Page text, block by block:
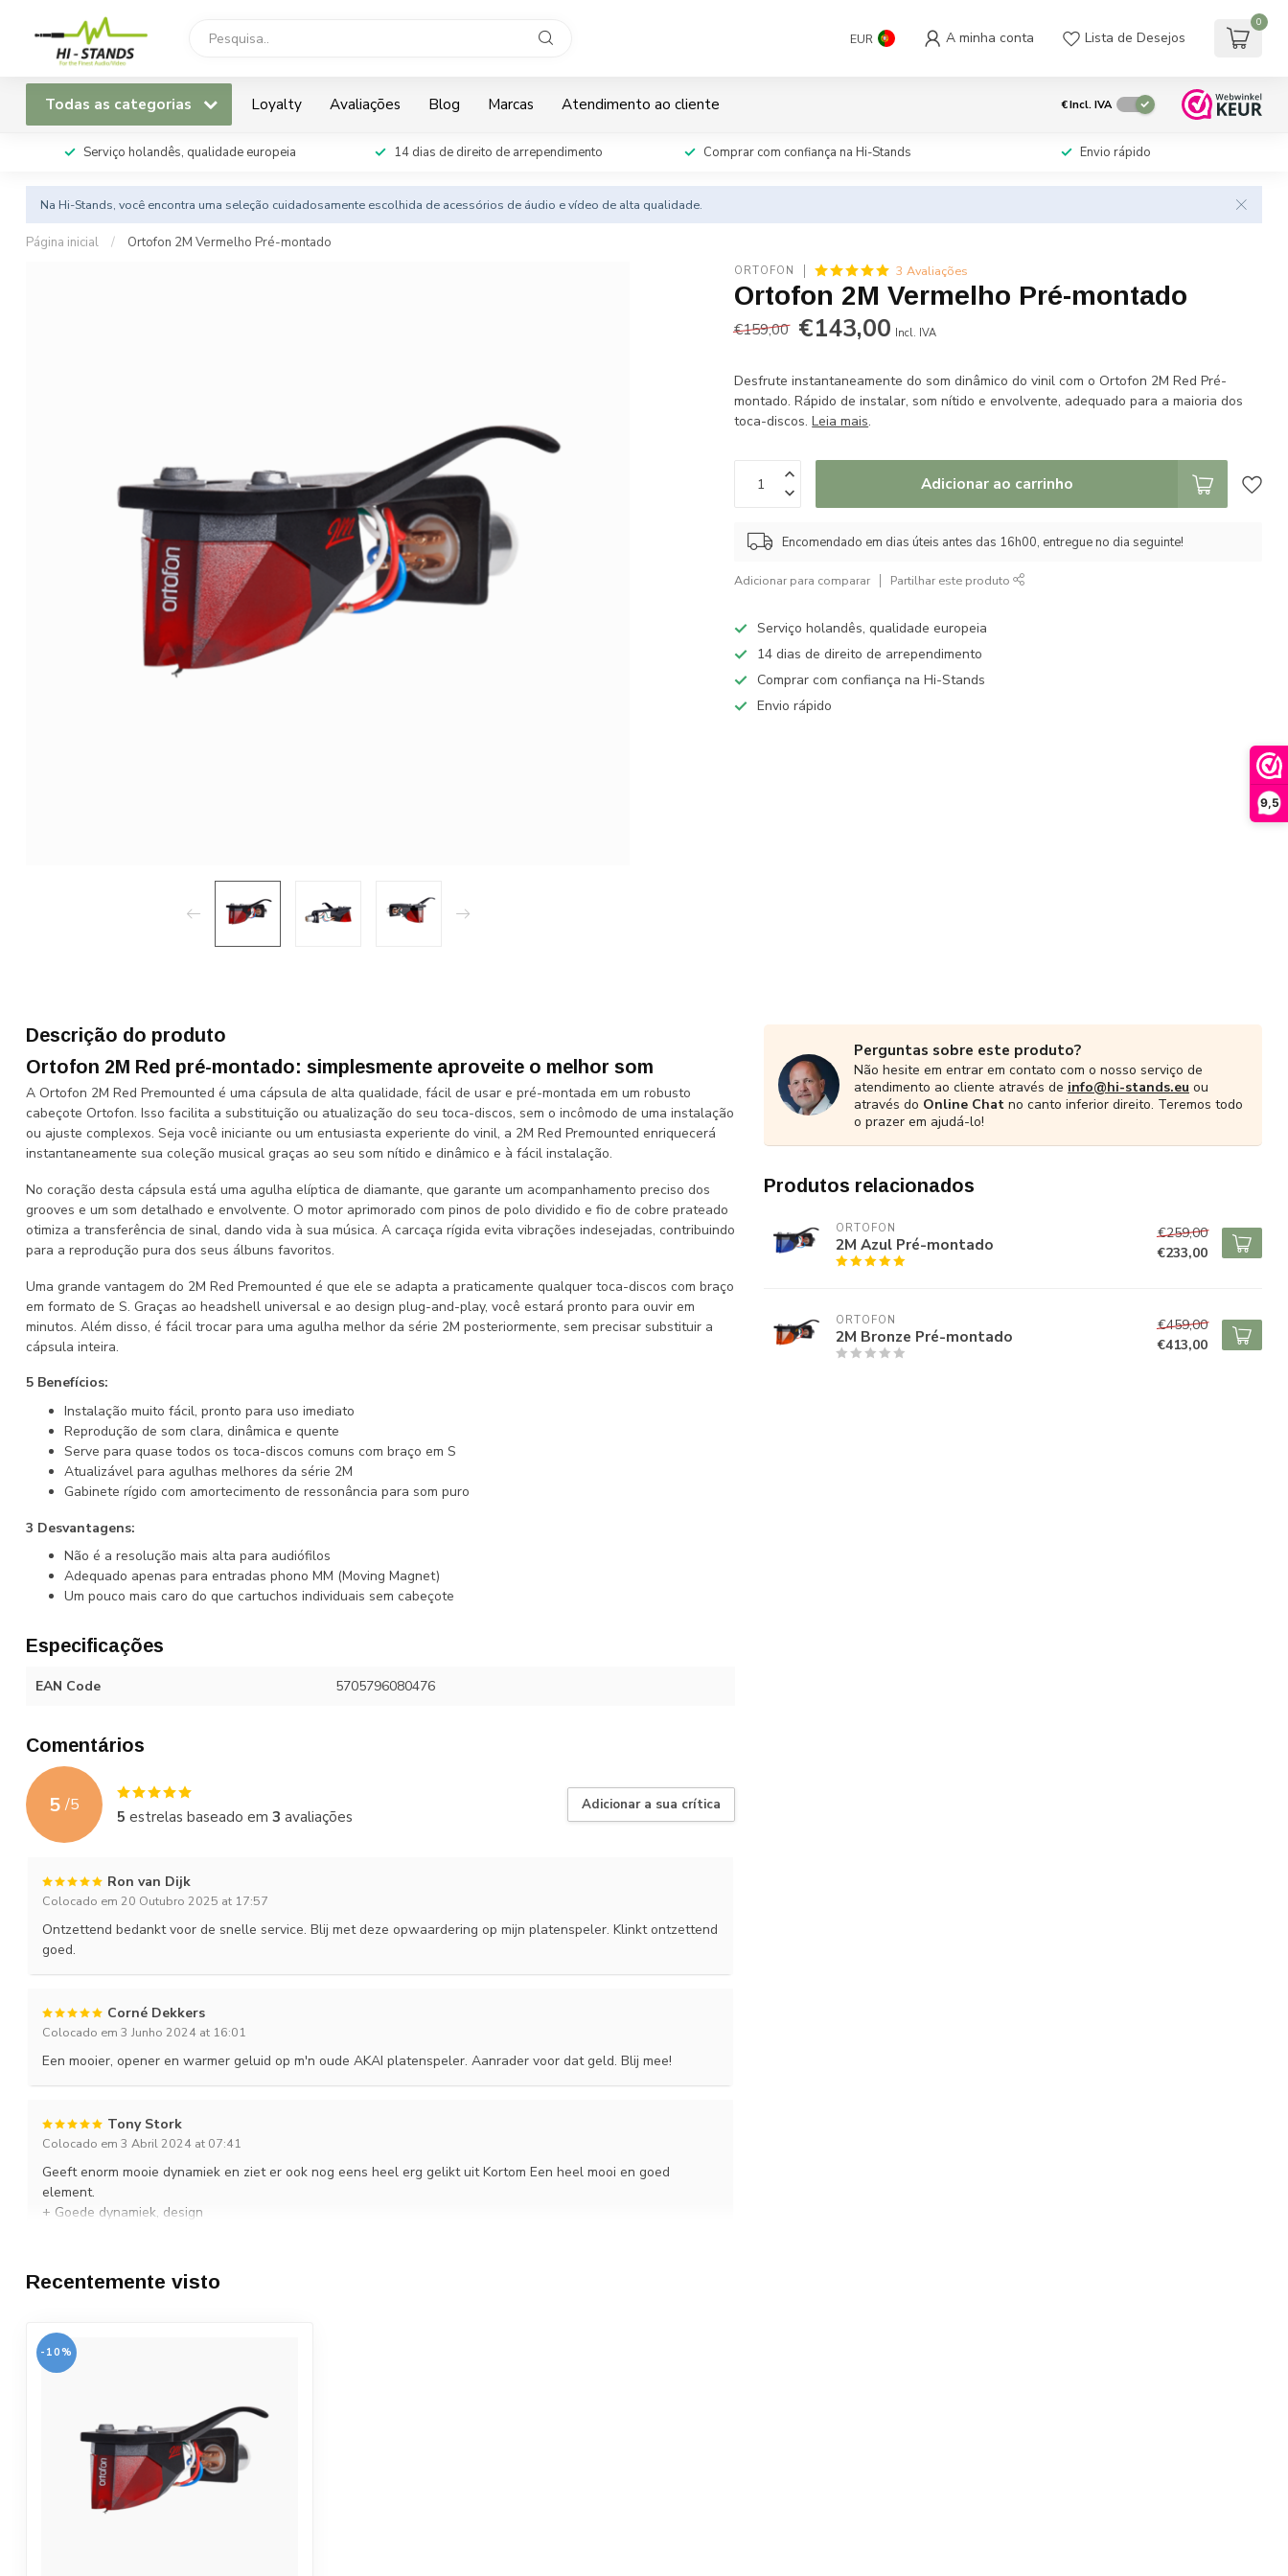
9,5
EUR A minha conta Lista de Desejos
0
Todas as categorias Loyalty Avaliações Blog Marcas Atendimento ao cliente €Incl. IVA
Serviço holandês, qualidade europeia 14 dias de direito de arrependimento Comprar com confiança na Hi-Stands Envio rápido
Na Hi-Stands, você encontra uma seleção cuidadosamente escolhida de acessórios de áudio e vídeo de alta qualidade.
Página inicial / Ortofon 2M Vermelho Pré-montado
ORTOFON 3 Avaliações
Ortofon 2M Vermelho Pré-montado
€159,00 €143,00 Incl. IVA
Desfrute instantaneamente do som dinâmico do vinil com o Ortofon 2M Red Pré-
montado. Rápido de instalar, som nítido e envolvente, adequado para a maioria dos
toca-discos.Leia mais.
Adicionar ao carrinho
Encomendado em dias úteis antes das 16h00, entregue no dia seguinte!
Adicionar para comparar Partilhar este produto
Serviço holandês, qualidade europeia
14 dias de direito de arrependimento
Comprar com confiança na Hi-Stands
Envio rápido
Descrição do produto
Ortofon 2M Red pré-montado: simplesmente aproveite o melhor som
A Ortofon 2M Red Premounted é uma cápsula de alta qualidade, fácil de usar e pré-montada em um robusto
cabeçote Ortofon. Isso facilita a substituição ou atualização do seu toca-discos, sem o incômodo de uma instalação
ou ajuste complexos. Seja você iniciante ou um entusiasta experiente do vinil, a 2M Red Premounted enriquecerá
instantaneamente sua coleção musical graças ao seu som nítido e dinâmico e à fácil instalação.
No coração desta cápsula está uma agulha elíptica de diamante, que garante um acompanhamento preciso dos
grooves e um som detalhado e envolvente. O motor aprimorado com pinos de polo dividido e fio de cobre prateado
otimiza a transferência de sinal, dando vida à sua música. A carcaça rígida evita vibrações indesejadas, contribuindo
para a reprodução pura dos seus álbuns favoritos.
Uma grande vantagem do 2M Red Premounted é que ele se adapta a praticamente qualquer toca-discos com braço
em formato de S. Graças ao headshell universal e ao design plug-and-play, você estará pronto para ouvir em
minutos. Além disso, é fácil trocar para uma agulha melhor da série 2M posteriormente, sem precisar substituir a
cápsula inteira.
5 Benefícios:
Instalação muito fácil, pronto para uso imediato
Reprodução de som clara, dinâmica e quente
Serve para quase todos os toca-discos comuns com braço em S
Atualizável para agulhas melhores da série 2M
Gabinete rígido com amortecimento de ressonância para som puro
3 Desvantagens:
Não é a resolução mais alta para audiófilos
Adequado apenas para entradas phono MM (Moving Magnet)
Um pouco mais caro do que cartuchos individuais sem cabeçote
Especificações
EAN Code 5705796080476
Comentários
5 /5
5 estrelas baseado em 3 avaliações
Adicionar a sua crítica
Ron van Dijk
Colocado em 20 Outubro 2025 at 17:57
Ontzettend bedankt voor de snelle service. Blij met deze opwaardering op mijn platenspeler. Klinkt ontzettend
goed.
Corné Dekkers
Colocado em 3 Junho 2024 at 16:01
Een mooier, opener en warmer geluid op m'n oude AKAI platenspeler. Aanrader voor dat geld. Blij mee!
Tony Stork
Colocado em 3 Abril 2024 at 07:41
Geeft enorm mooie dynamiek en ziet er ook nog eens heel erg gelikt uit Kortom Een heel mooi en goed
element.
+ Goede dynamiek, design
Perguntas sobre este produto?
Não hesite em entrar em contato com o nosso serviço de
atendimento ao cliente através de info@hi-stands.eu ou
através do Online Chat no canto inferior direito. Teremos todo
o prazer em ajudá-lo!
Produtos relacionados
ORTOFON
2M Azul Pré-montado
€259,00
€233,00
ORTOFON
2M Bronze Pré-montado
€459,00
€413,00
Recentemente visto
-10%